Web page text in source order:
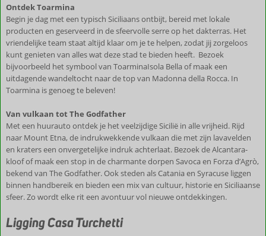
Ontdek Toarmina
Begin je dag met een typisch Siciliaans ontbijt, bereid met lokale
producten en geserveerd in de sfeervolle serre op het dakterras. Het
vriendelijke team staat altijd klaar om je te helpen, zodat jij zorgeloos
kunt genieten van alles wat deze stad te bieden heeft. Bezoek
bijvoorbeeld het symbool van ToarminaIsola Bella of maak een
uitdagende wandeltocht naar de top van Madonna della Rocca. In
Toarmina is genoeg te beleven!
Van vulkaan tot The Godfather
Met een huurauto ontdek je het veelzijdige Sicilië in alle vrijheid. Rijd
naar Mount Etna, de indrukwekkende vulkaan die met zijn lavavelden
en kraters een onvergetelijke indruk achterlaat. Bezoek de Alcantara-
kloof of maak een stop in de charmante dorpen Savoca en Forza d’Agrò,
bekend van The Godfather. Ook steden als Catania en Syracuse liggen
binnen handbereik en bieden een mix van cultuur, historie en Siciliaanse
sfeer. Zo wordt elke rit een avontuur vol nieuwe ontdekkingen.
Ligging Casa Turchetti